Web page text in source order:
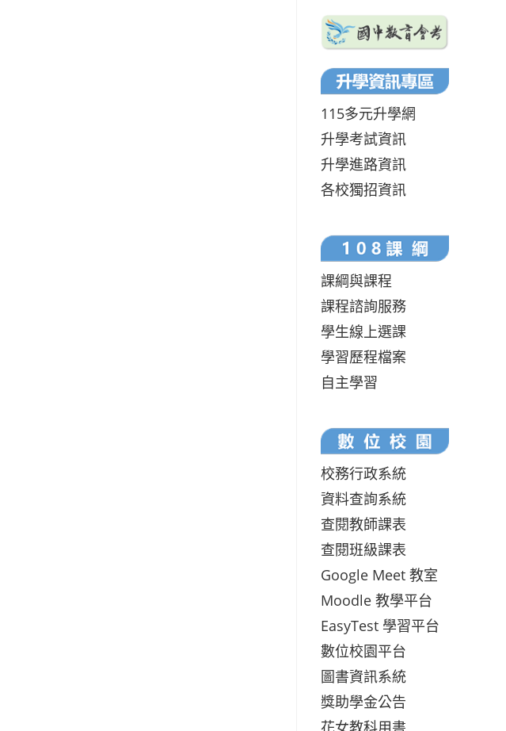
115多元升學網
升學考試資訊
升學進路資訊
各校獨招資訊
課綱與課程
課程諮詢服務
學生線上選課
學習歷程檔案
自主學習
校務行政系統
資料查詢系統
查閱教師課表
查閱班級課表
Google Meet 教室
Moodle 教學平台
EasyTest 學習平台
數位校園平台
圖書資訊系統
獎助學金公告
花女教科用書